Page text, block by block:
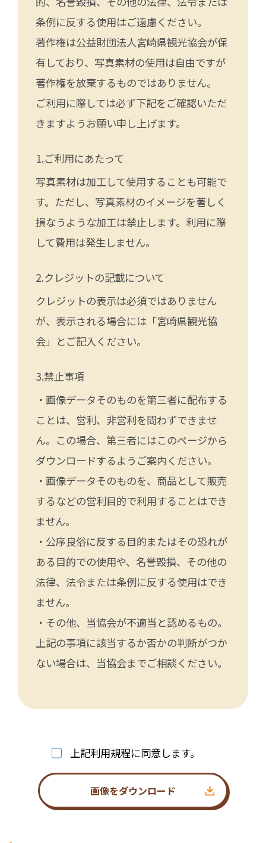
条例に反する使用はご遠慮ください。
著作権は公益財団法人宮崎県観光協会が保
有しており、写真素材の使用は自由ですが
著作権を放棄するものではありません。
ご利用に際しては必ず下記をご確認いただ
きますようお願い申し上げます。
ご利用にあたって
写真素材は加工して使用することも可能で
す。ただし、写真素材のイメージを著しく
損なうような加工は禁止します。利用に際
して費用は発生しません。
クレジットの記載について
クレジットの表示は必須ではありません
が、表示される場合には「宮崎県観光協
会」とご記入ください。
禁止事項
・画像データそのものを第三者に配布する
ことは、営利、非営利を問わずできませ
ん。この場合、第三者にはこのページから
ダウンロードするようご案内ください。
・画像データそのものを、商品として販売
するなどの営利目的で利用することはでき
ません。
・公序良俗に反する目的またはその恐れが
ある目的での使用や、名誉毀損、その他の
法律、法令または条例に反する使用はでき
ません。
・その他、当協会が不適当と認めるもの。
上記の事項に該当するか否かの判断がつか
ない場合は、当協会までご相談ください。
上記利用規程に同意します。
画像をダウンロード